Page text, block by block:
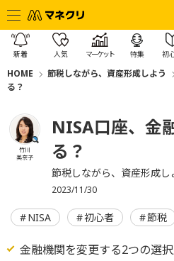
新着 人気 マーケット 特集 初
HOME 節税しながら、資産形成しよう
る？
竹川
美奈子
NISA口座、金
る？
節税しながら、資産形成し
2023/11/30
NISA 初心者 節税
金融機関を変更する2つの選